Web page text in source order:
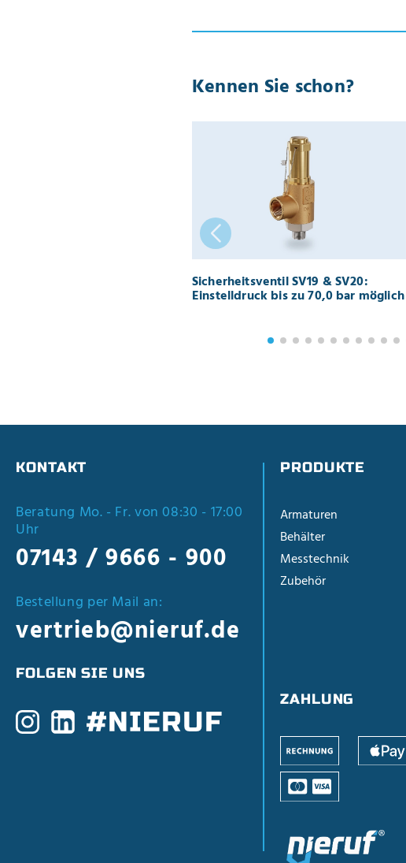
Kennen Sie schon?
Sicherheitsventil SV19 & SV20:
Einstelldruck bis zu 70,0 bar möglich
KONTAKT
Beratung Mo. - Fr. von 08:30 - 17:00
Uhr
07143 / 9666 - 900
Bestellung per Mail an:
vertrieb@nieruf.de
FOLGEN SIE UNS
PRODUKTE
Armaturen
Behälter
Messtechnik
Zubehör
ZAHLUNG